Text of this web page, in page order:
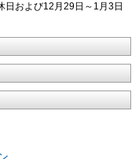
日および12月29日～1月3日